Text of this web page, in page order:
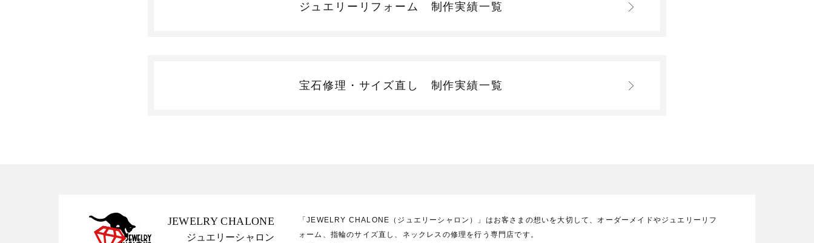
ジュエリーリフォーム 制作実績一覧
宝石修理・サイズ直し 制作実績一覧
JEWELRY CHALONE
ジュエリーシャロン
「JEWELRY CHALONE（ジュエリーシャロン）」はお客さまの想いを大切して、オーダーメイドやジュエリーリフ
ォーム、指輪のサイズ直し、ネックレスの修理を行う専門店です。